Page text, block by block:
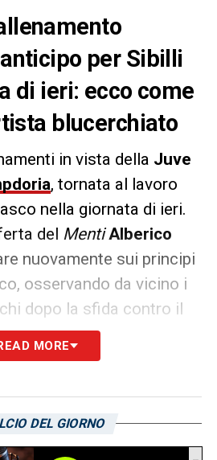
per Sibilli
di ieri: ecco come
blucerchiato
in vista della Juve
, tornata al lavoro
nella giornata di ieri.
del Menti Alberico
nuovamente sui principi
osservando da vicino i
dopo la sfida contro il
Giuseppe Sibilli
dai crampi nella
ieri ha svolto solamente
come riportaLa
MORE
DEL GIORNO